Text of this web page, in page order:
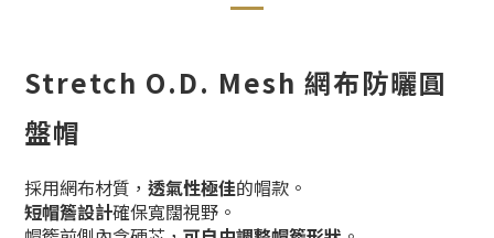
Stretch O.D. Mesh 網布防曬圓
盤帽
採用網布材質， 透氣性極佳的帽款。
短帽簷設計確保寬闊視野。